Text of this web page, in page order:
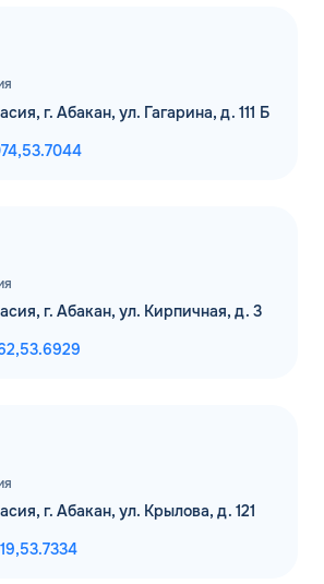
г. Абакан, ул. Гагарина, д. 111 Б
53.7044
г. Абакан, ул. Кирпичная, д. 3
53.6929
г. Абакан, ул. Крылова, д. 121
53.7334